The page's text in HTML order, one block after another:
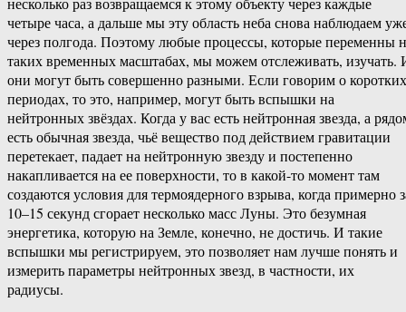
четыре часа, а дальше мы эту область неба снова наблюдаем
через полгода. Поэтому любые процессы, которые переменны
таких временных масштабах, мы можем отслеживать, изучать.
они могут быть совершенно разными. Если говорим о коротких
периодах, то это, например, могут быть вспышки на
нейтронных звёздах. Когда у вас есть нейтронная звезда, а
есть обычная звезда, чьё вещество под действием гравитации
перетекает, падает на нейтронную звезду и постепенно
накапливается на ее поверхности, то в какой-то момент там
создаются условия для термоядерного взрыва, когда примерно
10–15 секунд сгорает несколько масс Луны. Это безумная
энергетика, которую на Земле, конечно, не достичь. И такие
вспышки мы регистрируем, это позволяет нам лучше понять и
измерить параметры нейтронных звезд, в частности, их
радиусы.